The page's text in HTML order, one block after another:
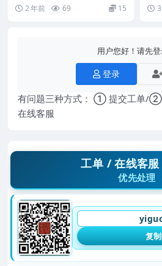
双页电子版Y
秘传，PDF文档...
2 年前 69 15
课Y
数
用户您好！请先登
登录
有问题三种方式： ① 提交工单/
在线客服
工单 / 在线客
优先处理
复